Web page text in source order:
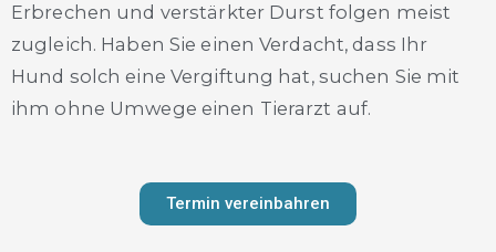
Erbrechen und verstärkter Durst folgen meist
zugleich. Haben Sie einen Verdacht, dass Ihr
Hund solch eine Vergiftung hat, suchen Sie mit
ihm ohne Umwege einen Tierarzt auf.
Termin vereinbahren